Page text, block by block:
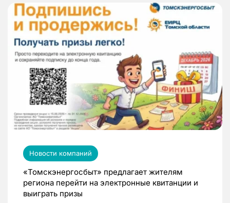
Новости компаний
«Томскэнергосбыт» предлагает жителям
региона перейти на электронные квитанции и
выиграть призы